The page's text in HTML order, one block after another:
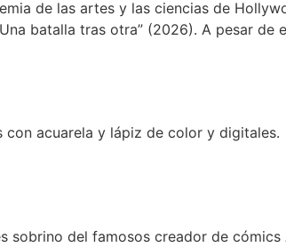
de las artes y las ciencias de
batalla tras otra” (2026). A pesar de
acuarela y lápiz de color y digitales.
sobrino del famosos creador de cómics